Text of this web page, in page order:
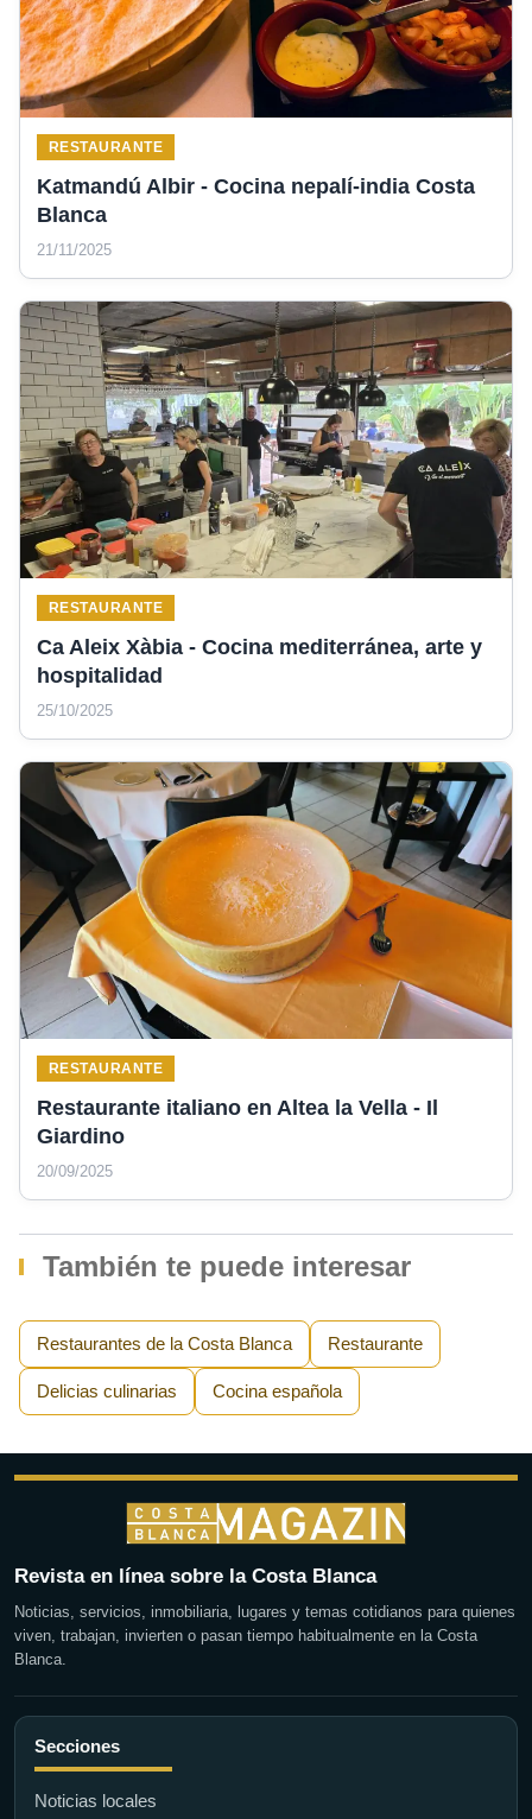
RESTAURANTE
Katmandú Albir - Cocina nepalí-india Costa
Blanca
21/11/2025
RESTAURANTE
Ca Aleix Xàbia - Cocina mediterránea, arte y
hospitalidad
25/10/2025
RESTAURANTE
Restaurante italiano en Altea la Vella - Il
Giardino
20/09/2025
También te puede interesar
Restaurantes de la Costa Blanca Restaurante
Delicias culinarias Cocina española
Revista en línea sobre la Costa Blanca
Noticias, servicios, inmobiliaria, lugares y temas cotidianos para quienes
viven, trabajan, invierten o pasan tiempo habitualmente en la Costa
Blanca.
Secciones
Noticias locales